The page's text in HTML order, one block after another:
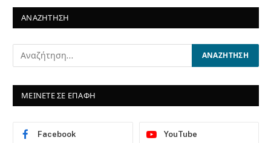
ΑΝΑΖΗΤΗΣΗ
ΜΕΙΝΕΤΕ ΣΕ ΕΠΑΦΗ
Facebook YouTube